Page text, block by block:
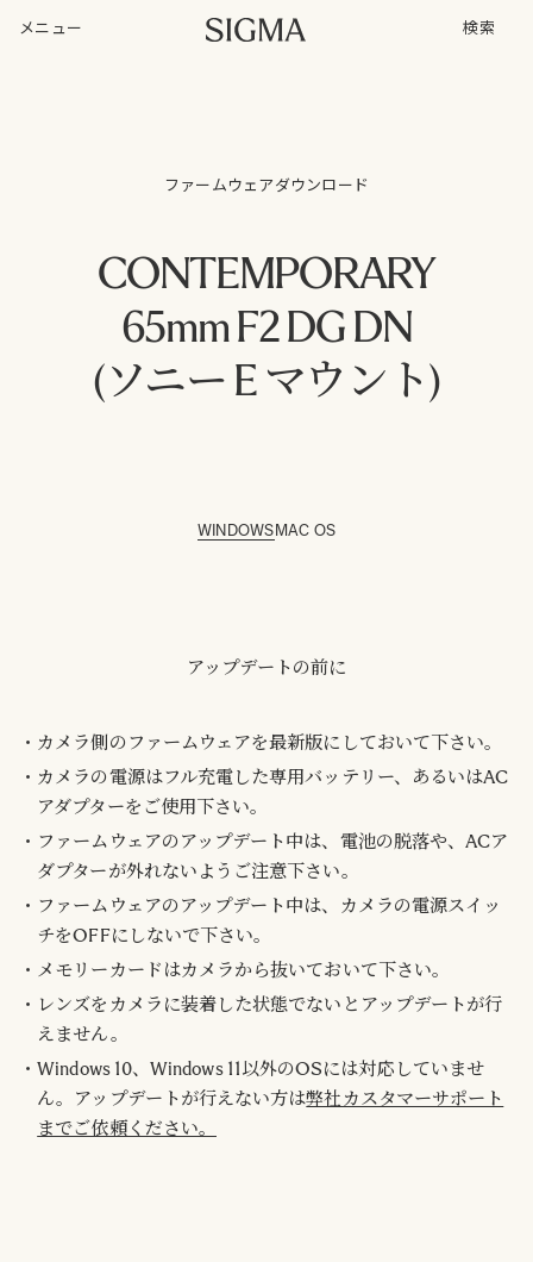
メニュー 検索
ファームウェアダウンロード
CONTEMPORARY
65mm F2 DG DN
(ソニー E マウント)
WINDOWS MAC OS
アップデートの前に
カメラ側のファームウェアを最新版にしておいて下さい。
カメラの電源はフル充電した専用バッテリー、あるいはAC
アダプターをご使用下さい。
ファームウェアのアップデート中は、電池の脱落や、ACア
ダプターが外れないようご注意下さい。
ファームウェアのアップデート中は、カメラの電源スイッ
チをOFFにしないで下さい。
メモリーカードはカメラから抜いておいて下さい。
レンズをカメラに装着した状態でないとアップデートが行
えません。
Windows 10、Windows 11以外のOSには対応していませ
ん。アップデートが行えない方は弊社カスタマーサポート
までご依頼ください。